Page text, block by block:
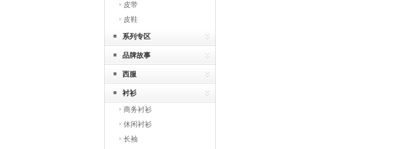
皮带
皮鞋
系列专区
品牌故事
西服
衬衫
商务衬衫
休闲衬衫
长袖